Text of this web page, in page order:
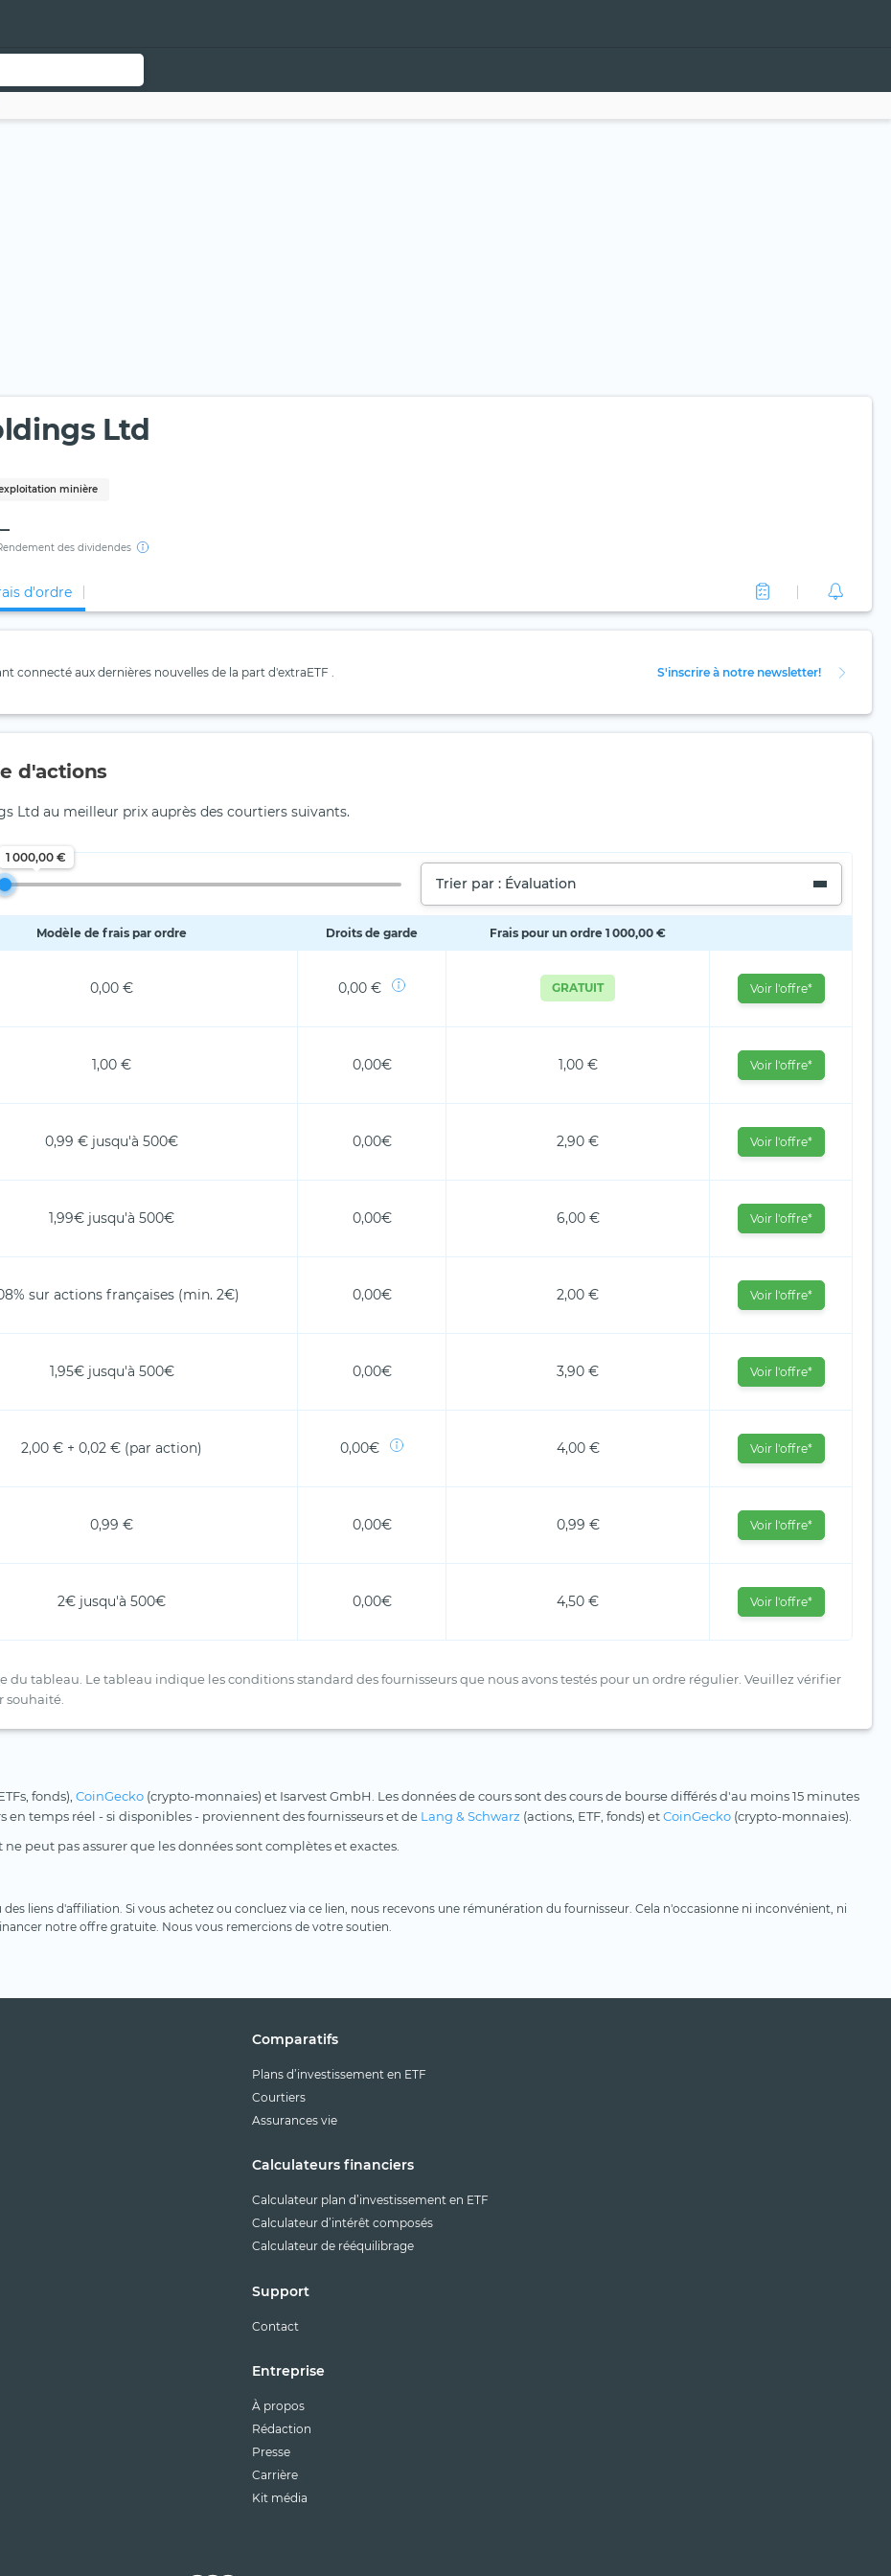
Ltd
minière
des dividendes
d'ordre
connecté aux dernières nouvelles de la part d'extraETF . S'inscrire à notre newsletter!
d'actions
Ltd au meilleur prix auprès des courtiers suivants.
1 000,00 €
Trier par : Évaluation
Modèle de frais par ordre Droits de garde Frais pour un ordre 1 000,00 €
0,00 € 0,00 € GRATUIT Voir l'offre*
1,00 € 0,00€ 1,00 € Voir l'offre*
0,99 € jusqu'à 500€ 0,00€ 2,90 € Voir l'offre*
1,99€ jusqu'à 500€ 0,00€ 6,00 € Voir l'offre*
sur actions françaises (min. 2€) 0,00€ 2,00 € Voir l'offre*
1,95€ jusqu'à 500€ 0,00€ 3,90 € Voir l'offre*
2,00 € + 0,02 € (par action) 0,00€ 4,00 € Voir l'offre*
0,99 € 0,00€ 0,99 € Voir l'offre*
2€ jusqu'à 500€ 0,00€ 4,50 € Voir l'offre*
tableau. Le tableau indique les conditions standard des fournisseurs que nous avons testés pour un ordre régulier. Veuillez vérifier
souhaité.
fonds), CoinGecko (crypto-monnaies) et Isarvest GmbH. Les données de cours sont des cours de bourse différés d'au moins 15 minutes
en temps réel - si disponibles - proviennent des fournisseurs et de Lang & Schwarz (actions, ETF, fonds) etCoinGecko (crypto-monnaies).
peut pas assurer que les données sont complètes et exactes.
liens d'affiliation. Si vous achetez ou concluez via ce lien, nous recevons une rémunération du fournisseur. Cela n'occasionne ni inconvénient, ni
notre offre gratuite. Nous vous remercions de votre soutien.
Comparatifs
Plans d’investissement en ETF
Courtiers
Assurances vie
Calculateurs financiers
Calculateur plan d’investissement en ETF
Calculateur d’intérêt composés
Calculateur de rééquilibrage
Support
Contact
Entreprise
À propos
Rédaction
Presse
Carrière
Kit média